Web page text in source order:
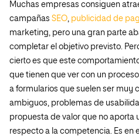
Muchas empresas consiguen
campañas SEO, publicidad de
marketing, pero una gran parte
completar el objetivo previsto.
cierto es que este
que tienen que ver con un
a formularios que suelen ser muy
ambiguos, problemas de
propuesta de valor que no aporta
respecto a la competencia. Es en